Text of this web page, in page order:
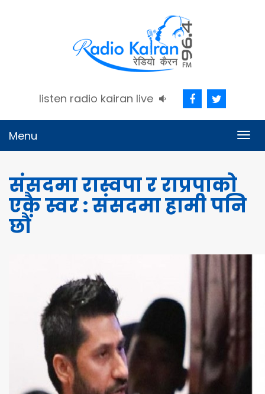
listen radio kairan live
Menu
संसदमा रास्वपा र राप्रपाको
एकै स्वर : संसदमा हामी पनि
छौं